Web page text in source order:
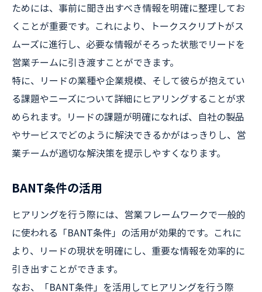
ためには、事前に聞き出すべき情報を明確に整理してお
くことが重要です。これにより、トークスクリプトがス
ムーズに進行し、必要な情報がそろった状態でリードを
営業チームに引き渡すことができます。
特に、リードの業種や企業規模、そして彼らが抱えてい
る課題やニーズについて詳細にヒアリングすることが求
められます。リードの課題が明確になれば、自社の製品
やサービスでどのように解決できるかがはっきりし、営
業チームが適切な解決策を提示しやすくなります。
BANT条件の活用
ヒアリングを行う際には、営業フレームワークで一般的
に使われる「BANT条件」の活用が効果的です。これに
より、リードの現状を明確にし、重要な情報を効率的に
引き出すことができます。
なお、「BANT条件」を活用してヒアリングを行う際